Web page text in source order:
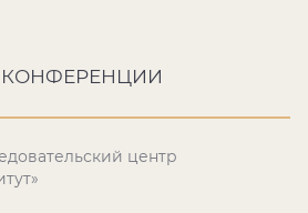
центр